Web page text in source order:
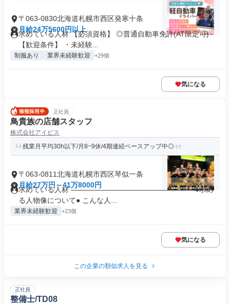
〒063-0830北海道札幌市西区発寒十条
月給24万5600円以上
求めている人材 【必須資格】 ◎普通自動車免許(AT限定可)
【歓迎条件】 ・未経験...
制服あり 業界未経験歓迎 +29個
気になる
正社員
鳥貴族の店舗スタッフ
株式会社アイビス
残業月平均30h以下/月8~9休/4期連続ベースアップ中◎
〒063-0811北海道札幌市西区琴似一条
月給27万円～41万8000円
求めている人材 ――――――――――――――――― ●求め
る人物像について● こんな人...
業界未経験歓迎 +23個
気になる
この企業の類似求人を見る
正社員
整備士/TD08